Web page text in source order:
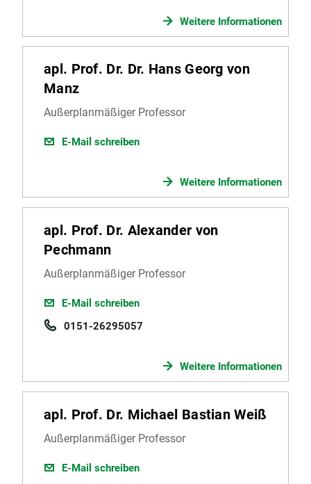
Weitere Informationen
apl. Prof. Dr. Dr. Hans Georg von
Manz
Außerplanmäßiger Professor
E-Mail schreiben
Weitere Informationen
apl. Prof. Dr. Alexander von
Pechmann
Außerplanmäßiger Professor
E-Mail schreiben
0151-26295057
Weitere Informationen
apl. Prof. Dr. Michael Bastian Weiß
Außerplanmäßiger Professor
E-Mail schreiben